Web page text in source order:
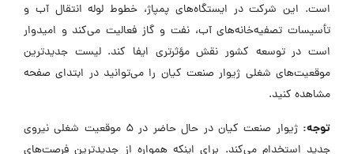
است. این شرکت در ایستگاه‌های پمپاژ، خطوط لوله انتقال آب و
تأسیسات تصفیه‌خانه‌های آب، نفت و گاز فعالیت می‌کند و امیدوار
است در توسعه کشور نقش مؤثرتری ایفا کند. لیست جدیدترین
موقعیت‌های شغلی ژیوار صنعت کیان را می‌توانید در ابتدای صفحه
مشاهده کنید.
توجه:
ژیوار صنعت کیان در حال حاضر در ۵ موقعیت شغلی نیروی
جدید استخدام می‌کند. برای اینکه همواره از جدیدترین فرصت‌های